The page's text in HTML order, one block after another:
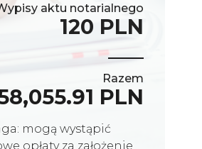
aktu notarialnego
120 PLN
Razem
PLN
mogą wystąpić
opłaty za założenie